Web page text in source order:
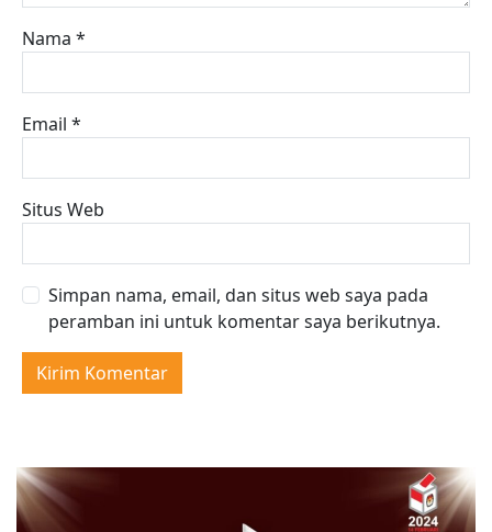
Nama *
Email *
Situs Web
Simpan nama, email, dan situs web saya pada
peramban ini untuk komentar saya berikutnya.